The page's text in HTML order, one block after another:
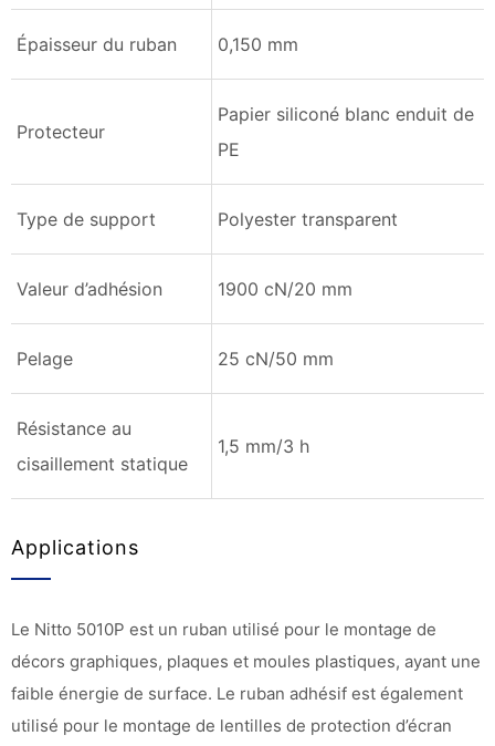
Épaisseur du ruban 0,150 mm
Protecteur
Papier siliconé blanc enduit de
PE
Type de support Polyester transparent
Valeur d’adhésion 1900 cN/20 mm
Pelage 25 cN/50 mm
Résistance au
cisaillement statique
1,5 mm/3 h
Applications
Le Nitto 5010P est un ruban utilisé pour le montage de
décors graphiques, plaques et moules plastiques, ayant une
faible énergie de surface. Le ruban adhésif est également
utilisé pour le montage de lentilles de protection d’écran